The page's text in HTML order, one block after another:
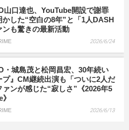
山口達也、YouTube開設で謝罪
かした“空白の8年”と「1人DASH
ンも驚きの最新活動
2026/6/24
・城島茂と松岡昌宏、30年続い
プ』CM継続出演も「ついに2人だ
ァンが感じた“寂しさ”《2026年5
2026/6/13